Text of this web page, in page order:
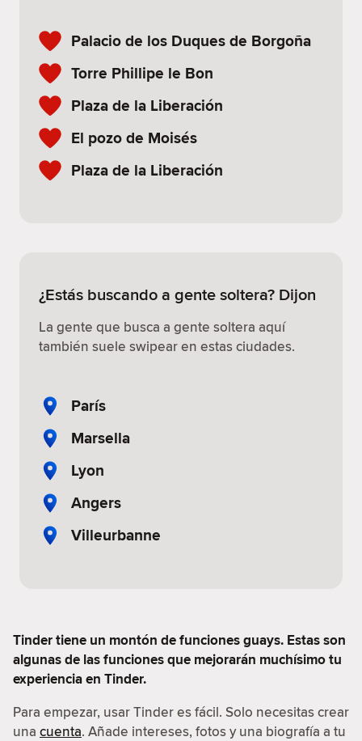
Palacio de los Duques de Borgoña
Torre Phillipe le Bon
Plaza de la Liberación
El pozo de Moisés
Plaza de la Liberación
¿Estás buscando a gente soltera? Dijon
La gente que busca a gente soltera aquí
también suele swipear en estas ciudades.
París
Marsella
Lyon
Angers
Villeurbanne
Tinder tiene un montón de funciones guays. Estas son
algunas de las funciones que mejorarán muchísimo tu
experiencia en Tinder.
Para empezar, usar Tinder es fácil. Solo necesitas crear
una cuenta. Añade intereses, fotos y una biografía a tu